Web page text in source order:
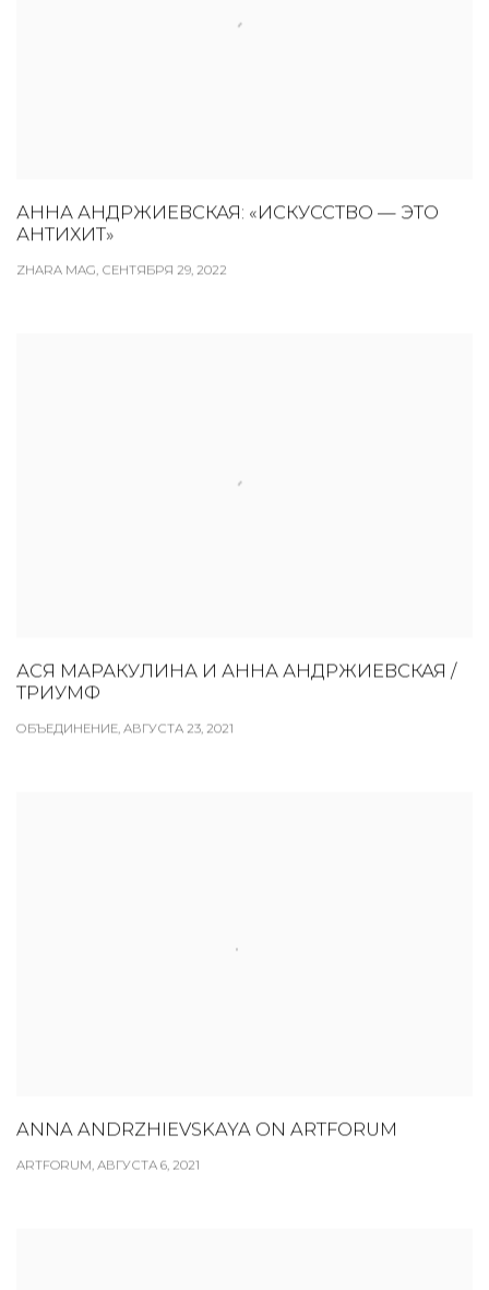
АННА АНДРЖИЕВСКАЯ: «ИСКУССТВО — ЭТО
АНТИХИТ»
ZHARA MAG, СЕНТЯБРЯ 29, 2022
АСЯ МАРАКУЛИНА И АННА АНДРЖИЕВСКАЯ /
ТРИУМФ
ОБЪЕДИНЕНИЕ, АВГУСТА 23, 2021
ANNA ANDRZHIEVSKAYA ON ARTFORUM
ARTFORUM, АВГУСТА 6, 2021